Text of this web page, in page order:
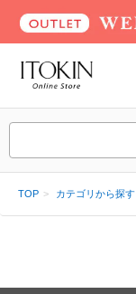
TOP カテゴリから探す